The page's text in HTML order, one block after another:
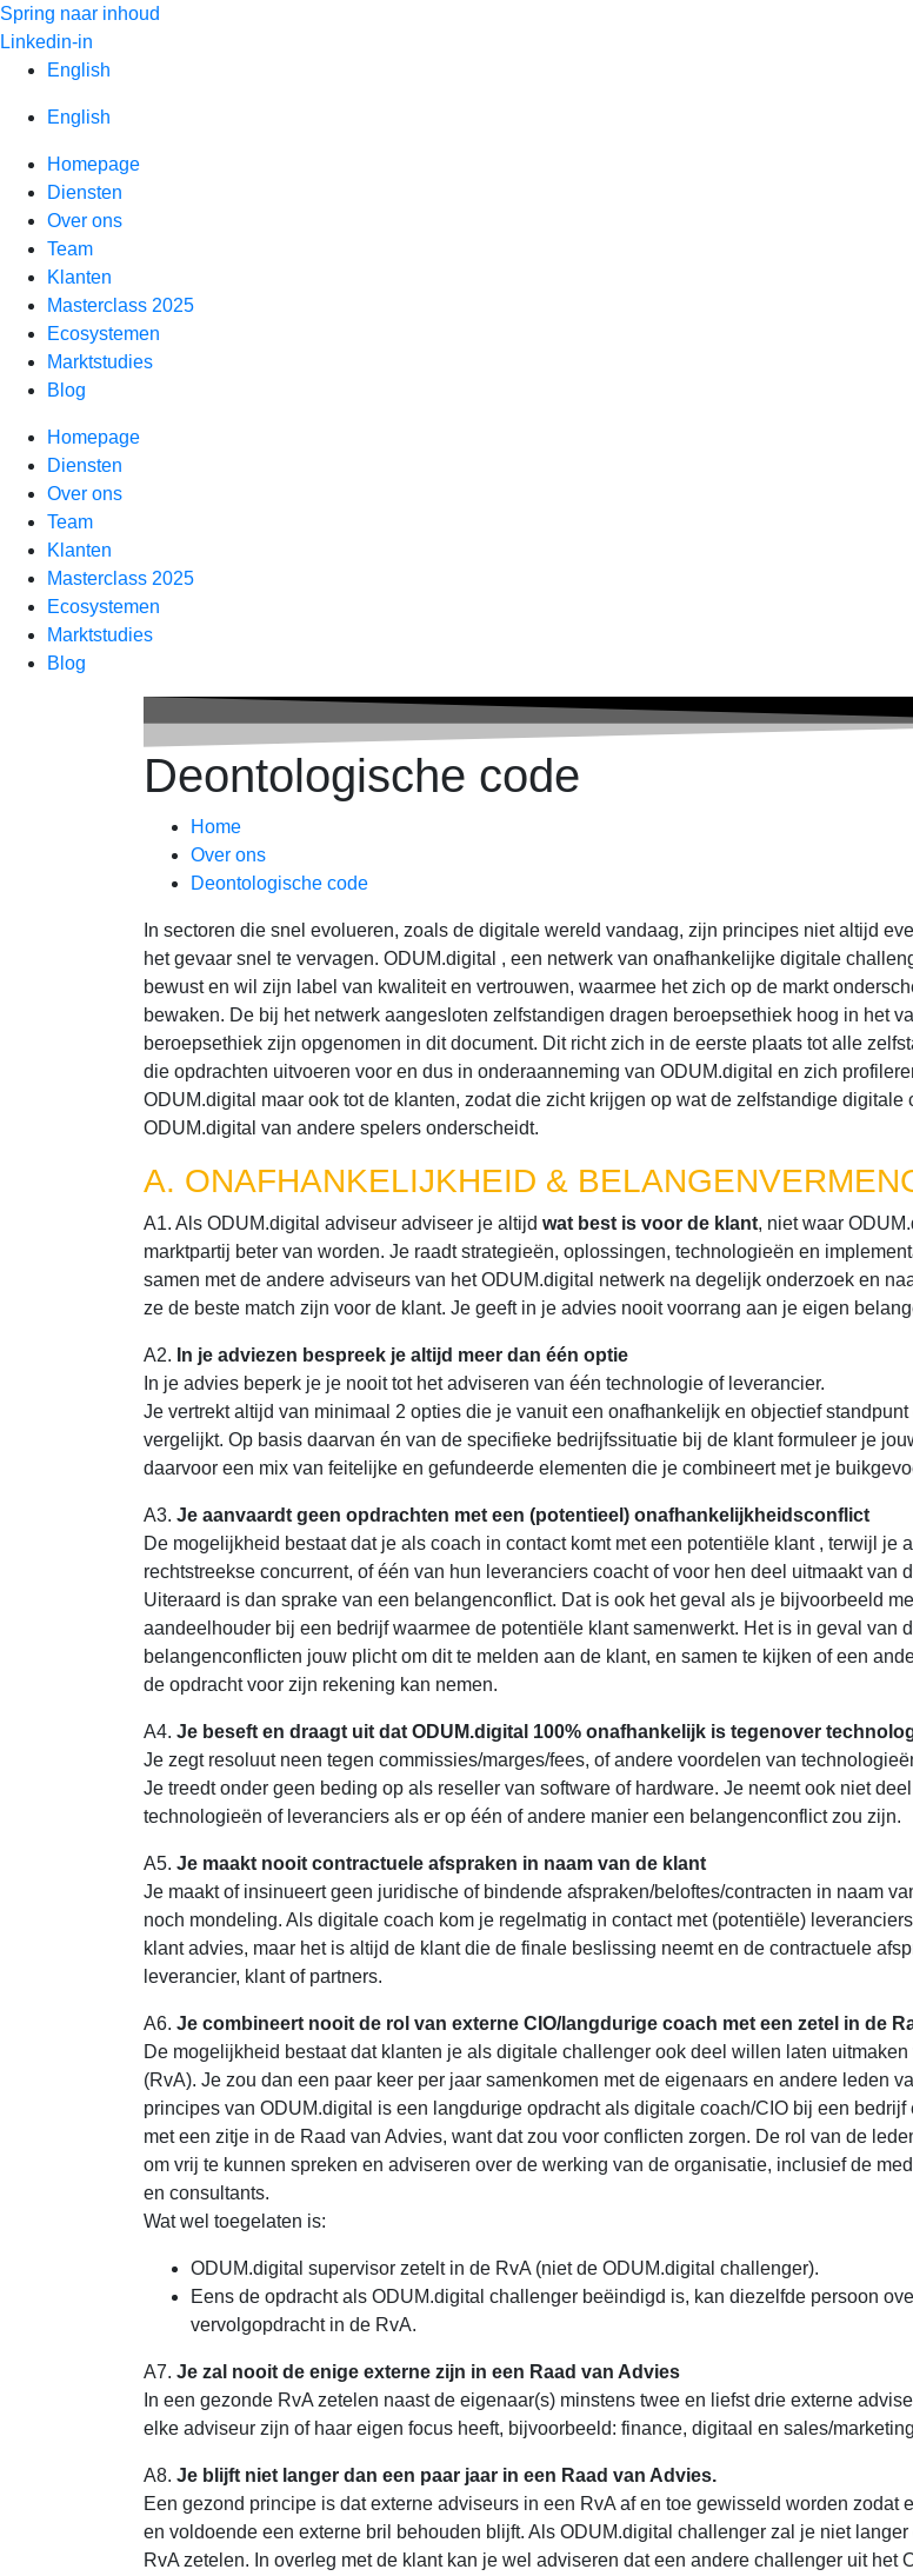
Spring naar inhoud
Linkedin-in
English
English
Homepage
Diensten
Over ons
Team
Klanten
Masterclass 2025
Ecosystemen
Marktstudies
Blog
Homepage
Diensten
Over ons
Team
Klanten
Masterclass 2025
Ecosystemen
Marktstudies
Blog
Deontologische code
Home
Over ons
Deontologische code
In sectoren die snel evolueren, zoals de digitale wereld vandaag, zijn principes niet altijd
het gevaar snel te vervagen. ODUM.digital , een netwerk van onafhankelijke digitale
bewust en wil zijn label van kwaliteit en vertrouwen, waarmee het zich op de markt
bewaken. De bij het netwerk aangesloten zelfstandigen dragen beroepsethiek hoog in het
beroepsethiek zijn opgenomen in dit document. Dit richt zich in de eerste plaats tot alle
die opdrachten uitvoeren voor en dus in onderaanneming van ODUM.digital en zich
ODUM.digital maar ook tot de klanten, zodat die zicht krijgen op wat de zelfstandige digitale
ODUM.digital van andere spelers onderscheidt.
A. ONAFHANKELIJKHEID &
A1. Als ODUM.digital adviseur adviseer je altijd wat best is voor de klant, niet waar
marktpartij beter van worden. Je raadt strategieën, oplossingen, technologieën en
samen met de andere adviseurs van het ODUM.digital netwerk na degelijk onderzoek en
ze de beste match zijn voor de klant. Je geeft in je advies nooit voorrang aan je eigen
A2. In je adviezen bespreek je altijd meer dan één optie
In je advies beperk je je nooit tot het adviseren van één technologie of leverancier.
Je vertrekt altijd van minimaal 2 opties die je vanuit een onafhankelijk en objectief
vergelijkt. Op basis daarvan én van de specifieke bedrijfssituatie bij de klant formuleer je
daarvoor een mix van feitelijke en gefundeerde elementen die je combineert met je
A3. Je aanvaardt geen opdrachten met een (potentieel) onafhankelijkheidsconflict
De mogelijkheid bestaat dat je als coach in contact komt met een potentiële klant , terwijl je
rechtstreekse concurrent, of één van hun leveranciers coacht of voor hen deel uitmaakt van
Uiteraard is dan sprake van een belangenconflict. Dat is ook het geval als je bijvoorbeeld
aandeelhouder bij een bedrijf waarmee de potentiële klant samenwerkt. Het is in geval van
belangenconflicten jouw plicht om dit te melden aan de klant, en samen te kijken of een
de opdracht voor zijn rekening kan nemen.
A4. Je beseft en draagt uit dat ODUM.digital 100% onafhankelijk is tegenover
Je zegt resoluut neen tegen commissies/marges/fees, of andere voordelen van
Je treedt onder geen beding op als reseller van software of hardware. Je neemt ook niet
technologieën of leveranciers als er op één of andere manier een belangenconflict zou zijn.
A5. Je maakt nooit contractuele afspraken in naam van de klant
Je maakt of insinueert geen juridische of bindende afspraken/beloftes/contracten in naam
noch mondeling. Als digitale coach kom je regelmatig in contact met (potentiële)
klant advies, maar het is altijd de klant die de finale beslissing neemt en de contractuele
leverancier, klant of partners.
A6. Je combineert nooit de rol van externe CIO/langdurige coach met een zetel in de
De mogelijkheid bestaat dat klanten je als digitale challenger ook deel willen laten
(RvA). Je zou dan een paar keer per jaar samenkomen met de eigenaars en andere leden
principes van ODUM.digital is een langdurige opdracht als digitale coach/CIO bij een bedrijf
met een zitje in de Raad van Advies, want dat zou voor conflicten zorgen. De rol van de
om vrij te kunnen spreken en adviseren over de werking van de organisatie, inclusief de
en consultants.
Wat wel toegelaten is:
ODUM.digital supervisor zetelt in de RvA (niet de ODUM.digital challenger).
Eens de opdracht als ODUM.digital challenger beëindigd is, kan diezelfde persoon
vervolgopdracht in de RvA.
A7. Je zal nooit de enige externe zijn in een Raad van Advies
In een gezonde RvA zetelen naast de eigenaar(s) minstens twee en liefst drie externe
elke adviseur zijn of haar eigen focus heeft, bijvoorbeeld: finance, digitaal en sales/
A8. Je blijft niet langer dan een paar jaar in een Raad van Advies.
Een gezond principe is dat externe adviseurs in een RvA af en toe gewisseld worden zodat
en voldoende een externe bril behouden blijft. Als ODUM.digital challenger zal je niet
RvA zetelen. In overleg met de klant kan je wel adviseren dat een andere challenger uit het